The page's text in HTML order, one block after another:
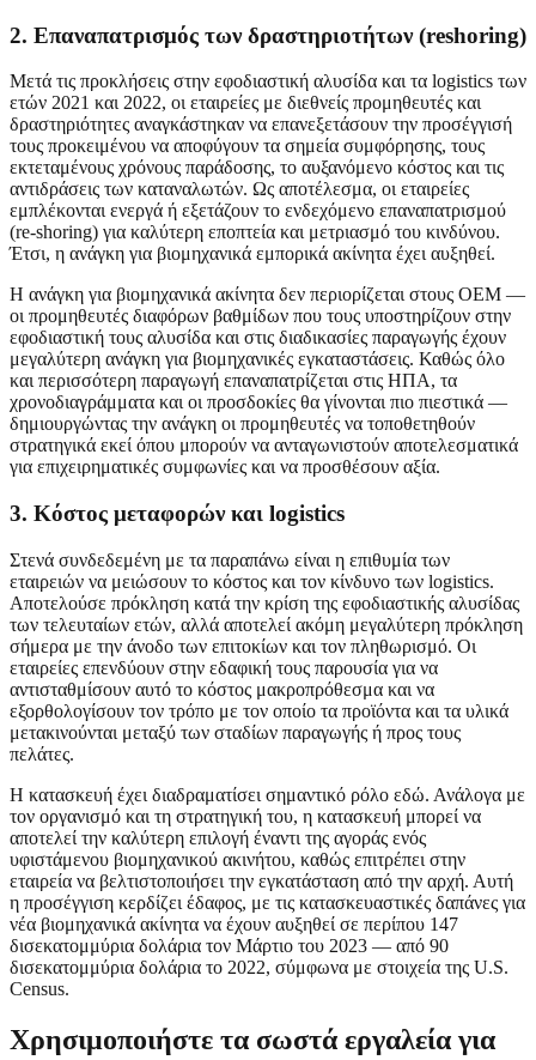
2. Επαναπατρισμός των δραστηριοτήτων (reshoring)
Μετά τις προκλήσεις στην εφοδιαστική αλυσίδα και τα logistics των
ετών 2021 και 2022, οι εταιρείες με διεθνείς προμηθευτές και
δραστηριότητες αναγκάστηκαν να επανεξετάσουν την προσέγγισή
τους προκειμένου να αποφύγουν τα σημεία συμφόρησης, τους
εκτεταμένους χρόνους παράδοσης, το αυξανόμενο κόστος και τις
αντιδράσεις των καταναλωτών. Ως αποτέλεσμα, οι εταιρείες
εμπλέκονται ενεργά ή εξετάζουν το ενδεχόμενο επαναπατρισμού
(re-shoring) για καλύτερη εποπτεία και μετριασμό του κινδύνου.
Έτσι, η ανάγκη για βιομηχανικά εμπορικά ακίνητα έχει αυξηθεί.
Η ανάγκη για βιομηχανικά ακίνητα δεν περιορίζεται στους OEM —
οι προμηθευτές διαφόρων βαθμίδων που τους υποστηρίζουν στην
εφοδιαστική τους αλυσίδα και στις διαδικασίες παραγωγής έχουν
μεγαλύτερη ανάγκη για βιομηχανικές εγκαταστάσεις. Καθώς όλο
και περισσότερη παραγωγή επαναπατρίζεται στις ΗΠΑ, τα
χρονοδιαγράμματα και οι προσδοκίες θα γίνονται πιο πιεστικά —
δημιουργώντας την ανάγκη οι προμηθευτές να τοποθετηθούν
στρατηγικά εκεί όπου μπορούν να ανταγωνιστούν αποτελεσματικά
για επιχειρηματικές συμφωνίες και να προσθέσουν αξία.
3. Κόστος μεταφορών και logistics
Στενά συνδεδεμένη με τα παραπάνω είναι η επιθυμία των
εταιρειών να μειώσουν το κόστος και τον κίνδυνο των logistics.
Αποτελούσε πρόκληση κατά την κρίση της εφοδιαστικής αλυσίδας
των τελευταίων ετών, αλλά αποτελεί ακόμη μεγαλύτερη πρόκληση
σήμερα με την άνοδο των επιτοκίων και τον πληθωρισμό. Οι
εταιρείες επενδύουν στην εδαφική τους παρουσία για να
αντισταθμίσουν αυτό το κόστος μακροπρόθεσμα και να
εξορθολογίσουν τον τρόπο με τον οποίο τα προϊόντα και τα υλικά
μετακινούνται μεταξύ των σταδίων παραγωγής ή προς τους
πελάτες.
Η κατασκευή έχει διαδραματίσει σημαντικό ρόλο εδώ. Ανάλογα με
τον οργανισμό και τη στρατηγική του, η κατασκευή μπορεί να
αποτελεί την καλύτερη επιλογή έναντι της αγοράς ενός
υφιστάμενου βιομηχανικού ακινήτου, καθώς επιτρέπει στην
εταιρεία να βελτιστοποιήσει την εγκατάσταση από την αρχή. Αυτή
η προσέγγιση κερδίζει έδαφος, με τις κατασκευαστικές δαπάνες για
νέα βιομηχανικά ακίνητα να έχουν αυξηθεί σε περίπου 147
δισεκατομμύρια δολάρια τον Μάρτιο του 2023 — από 90
δισεκατομμύρια δολάρια το 2022, σύμφωνα με στοιχεία της U.S.
Census.
Χρησιμοποιήστε τα σωστά εργαλεία για